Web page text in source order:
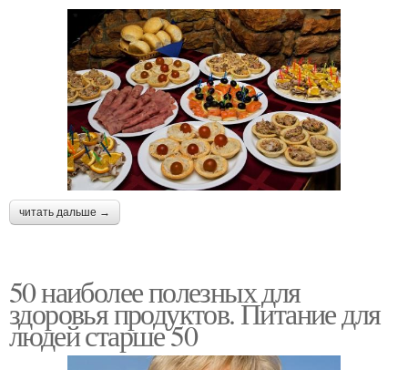
читать дальше →
50 наиболее полезных для
здоровья продуктов. Питание для
людей старше 50